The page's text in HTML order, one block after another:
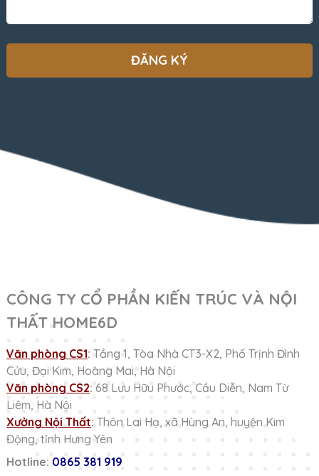
CÔNG TY CỔ PHẦN KIẾN TRÚC VÀ NỘI
THẤT HOME6D
Văn phòng CS1: Tầng 1, Tòa Nhà CT3-X2, Phố Trịnh Đình
Cửu, Đại Kim, Hoàng Mai, Hà Nội
Văn phòng CS2: 68 Lưu Hữu Phước, Cầu Diễn, Nam Từ
Liêm, Hà Nội
Xưởng Nội Thất: Thôn Lai Hạ, xã Hùng An, huyện Kim
Động, tỉnh Hưng Yên
Hotline: 0865 381 919